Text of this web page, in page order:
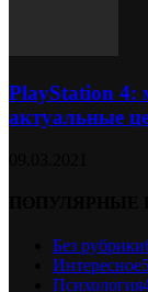
PlayStation 4:
актуальные
Без рубрики
Интересное
Психология